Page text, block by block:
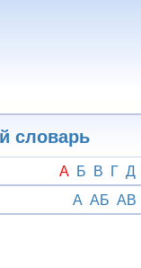
словарь
А Б В Г Д
А АБ АВ